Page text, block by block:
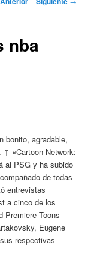
nba
bonito, agradable,
«Cartoon Network:
al PSG y ha subido
de todas
entrevistas
a cinco de los
Premiere Toons
Eugene
respectivas